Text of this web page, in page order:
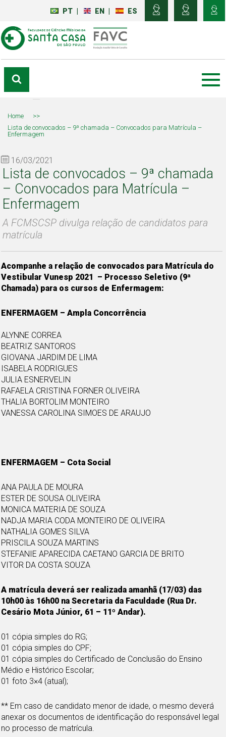
PT EN ES
Home
>>
Lista de convocados – 9ª chamada – Convocados para Matrícula –
Enfermagem
16/03/2021
Lista de convocados – 9ª chamada
– Convocados para Matrícula –
Enfermagem
A FCMSCSP divulga relação de candidatos para
matrícula
Acompanhe a relação de convocados para Matrícula do
Vestibular Vunesp 2021 – Processo Seletivo (9ª
Chamada) para os cursos de Enfermagem:
ENFERMAGEM – Ampla Concorrência
ALYNNE CORREA
BEATRIZ SANTOROS
GIOVANA JARDIM DE LIMA
ISABELA RODRIGUES
JULIA ESNERVELIN
RAFAELA CRISTINA FORNER OLIVEIRA
THALIA BORTOLIM MONTEIRO
VANESSA CAROLINA SIMOES DE ARAUJO
ENFERMAGEM – Cota Social
ANA PAULA DE MOURA
ESTER DE SOUSA OLIVEIRA
MONICA MATERIA DE SOUZA
NADJA MARIA CODA MONTEIRO DE OLIVEIRA
NATHALIA GOMES SILVA
PRISCILA SOUZA MARTINS
STEFANIE APARECIDA CAETANO GARCIA DE BRITO
VITOR DA COSTA SOUZA
A matrícula deverá ser realizada amanhã (17/03) das
10h00 às 16h00 na Secretaria da Faculdade (Rua Dr.
Cesário Mota Júnior, 61 – 11º Andar).
01 cópia simples do RG;
01 cópia simples do CPF;
01 cópia simples do Certificado de Conclusão do Ensino
Médio e Histórico Escolar;
01 foto 3×4 (atual);
** Em caso de candidato menor de idade, o mesmo deverá
anexar os documentos de identificação do responsável legal
no processo de matrícula.